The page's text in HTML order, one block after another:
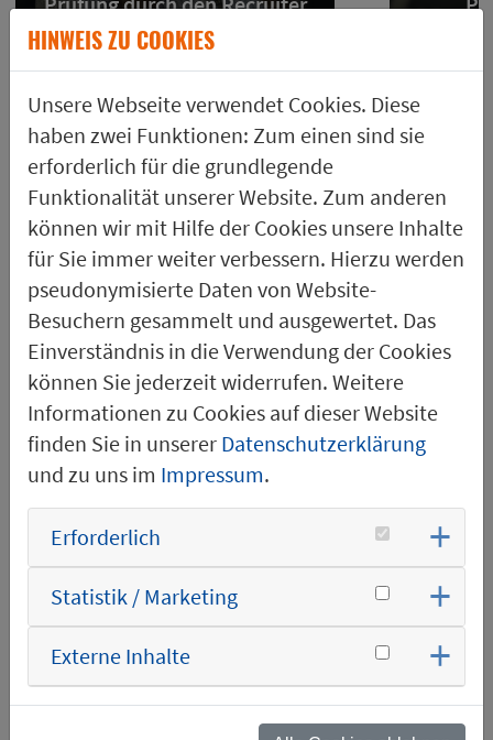
UNTERNEHMENS­KULTUR &
WERTE
„Als Global HR
Business Partner
neuen Werte –
Vertrauen, Soziale
Verantwortung,
Verlässlichkeit,
Diversität und
Nachhaltigkeit.
Sie sind für mich
die Grundlage
HINWEIS ZU COOKIES
Unsere Webseite verwendet Cookies. Diese
haben zwei Funktionen: Zum einen sind sie
erforderlich für die grundlegende
Funktionalität unserer Website. Zum anderen
können wir mit Hilfe der Cookies unsere Inhalte
für Sie immer weiter verbessern. Hierzu werden
pseudonymisierte Daten von Website-
Besuchern gesammelt und ausgewertet. Das
Einverständnis in die Verwendung der Cookies
können Sie jederzeit widerrufen. Weitere
Informationen zu Cookies auf dieser Website
finden Sie in unserer Datenschutzerklärung
und zu uns im Impressum.
Erforderlich
Statistik / Marketing
Externe Inhalte